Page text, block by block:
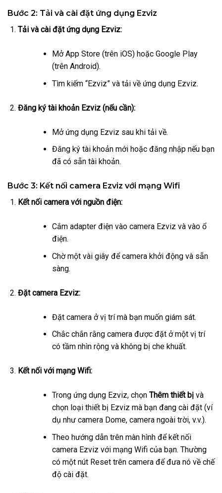
Bước 2: Tải và cài đặt ứng dụng Ezviz
Tải và cài đặt ứng dụng Ezviz:
Mở App Store (trên iOS) hoặc Google Play
(trên Android).
Tìm kiếm “Ezviz” và tải về ứng dụng Ezviz.
Đăng ký tài khoản Ezviz (nếu cần):
Mở ứng dụng Ezviz sau khi tải về.
Đăng ký tài khoản mới hoặc đăng nhập nếu bạn
đã có sẵn tài khoản.
Bước 3: Kết nối camera Ezviz với mạng Wifi
Kết nối camera với nguồn điện:
Cắm adapter điện vào camera Ezviz và vào ổ
điện.
Chờ một vài giây để camera khởi động và sẵn
sàng.
Đặt camera Ezviz:
Đặt camera ở vị trí mà bạn muốn giám sát.
Chắc chắn rằng camera được đặt ở một vị trí
có tầm nhìn rộng và không bị che khuất.
Kết nối với mạng Wifi:
Trong ứng dụng Ezviz, chọn Thêm thiết bịvà
chọn loại thiết bị Ezviz mà bạn đang cài đặt (ví
dụ như camera Dome, camera ngoài trời, v.v.).
Theo hướng dẫn trên màn hình để kết nối
camera Ezviz với mạng Wifi của bạn. Thường
có một nút Reset trên camera để đưa nó về chế
độ cài đặt.